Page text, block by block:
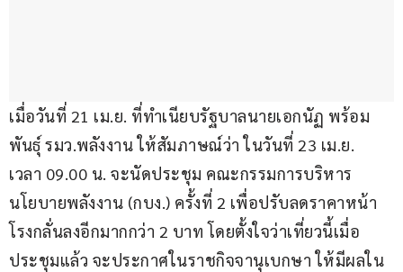
เมื่อวันที่ 21 เม.ย. ที่ทำเนียบรัฐบาลนายเอกนัฏ พร้อม
พันธุ์ รมว.พลังงาน ให้สัมภาษณ์ว่า ในวันที่ 23 เม.ย.
เวลา 09.00 น. จะนัดประชุม คณะกรรมการบริหาร
นโยบายพลังงาน (กบง.) ครั้งที่ 2 เพื่อปรับลดราคาหน้า
โรงกลั่นลงอีกมากกว่า 2 บาท โดยตั้งใจว่าเที่ยวนี้เมื่อ
ประชุมแล้ว จะประกาศในราชกิจจานุเบกษา ให้มีผลใน